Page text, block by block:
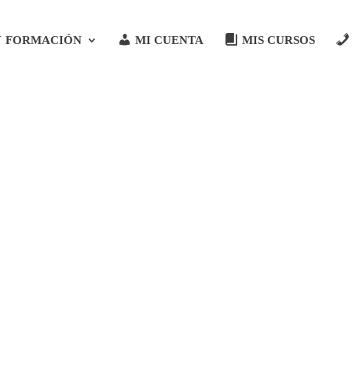
FORMACIÓN MI CUENTA MIS CURSOS